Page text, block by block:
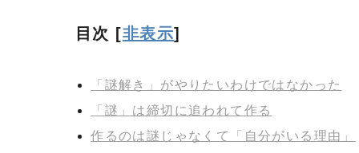
目次 [非表示]
「謎解き」がやりたいわけではなかった
「謎」は締切に追われて作る
作るのは謎じゃなくて「自分がいる理由」